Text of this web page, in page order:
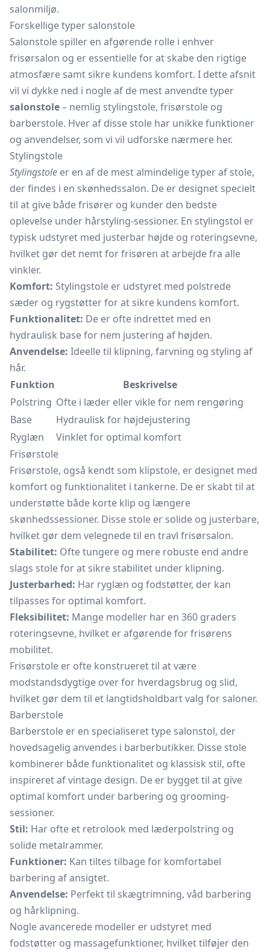
salonmiljø.
Forskellige typer salonstole
Salonstole spiller en afgørende rolle i enhver
frisørsalon og er essentielle for at skabe den rigtige
atmosfære samt sikre kundens komfort. I dette afsnit
vil vi dykke ned i nogle af de mest anvendte typer
salonstole– nemlig stylingstole, frisørstole og
barberstole. Hver af disse stole har unikke funktioner
og anvendelser, som vi vil udforske nærmere her.
Stylingstole
Stylingstole er en af de mest almindelige typer af stole,
der findes i en skønhedssalon. De er designet specielt
til at give både frisører og kunder den bedste
oplevelse under hårstyling-sessioner. En stylingstol er
typisk udstyret med justerbar højde og roteringsevne,
hvilket gør det nemt for frisøren at arbejde fra alle
vinkler.
Komfort: Stylingstole er udstyret med polstrede
sæder og rygstøtter for at sikre kundens komfort.
Funktionalitet: De er ofte indrettet med en
hydraulisk base for nem justering af højden.
Anvendelse: Ideelle til klipning, farvning og styling af
hår.
Funktion
Beskrivelse
Polstring Ofte i læder eller vikle for nem rengøring
Base
Hydraulisk for højdejustering
Ryglæn
Vinklet for optimal komfort
Frisørstole
Frisørstole, også kendt som klipstole, er designet med
komfort og funktionalitet i tankerne. De er skabt til at
understøtte både korte klip og længere
skønhedssessioner. Disse stole er solide og justerbare,
hvilket gør dem velegnede til en travl frisørsalon.
Stabilitet: Ofte tungere og mere robuste end andre
slags stole for at sikre stabilitet under klipning.
Justerbarhed: Har ryglæn og fodstøtter, der kan
tilpasses for optimal komfort.
Fleksibilitet: Mange modeller har en 360 graders
roteringsevne, hvilket er afgørende for frisørens
mobilitet.
Frisørstole er ofte konstrueret til at være
modstandsdygtige over for hverdagsbrug og slid,
hvilket gør dem til et langtidsholdbart valg for saloner.
Barberstole
Barberstole er en specialiseret type salonstol, der
hovedsagelig anvendes i barberbutikker. Disse stole
kombinerer både funktionalitet og klassisk stil, ofte
inspireret af vintage design. De er bygget til at give
optimal komfort under barbering og grooming-
sessioner.
Stil: Har ofte et retrolook med læderpolstring og
solide metalrammer.
Funktioner: Kan tiltes tilbage for komfortabel
barbering af ansigtet.
Anvendelse: Perfekt til skægtrimning, våd barbering
og hårklipning.
Nogle avancerede modeller er udstyret med
fodstøtter og massagefunktioner, hvilket tilføjer den